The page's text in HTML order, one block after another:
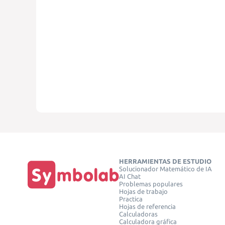
HERRAMIENTAS DE ESTUDIO
Solucionador Matemático de IA
AI Chat
Problemas populares
Hojas de trabajo
Practica
Hojas de referencia
Calculadoras
Calculadora gráfica